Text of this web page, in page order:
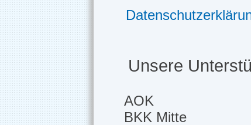
Unsere
AOK
BKK Mitte